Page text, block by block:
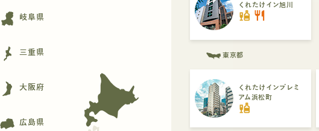
岐阜県
三重県
大阪府
広島県
くれたけイン旭川
liquor restaurant
東京都
くれたけインプレミ
アム浜松町
liquor